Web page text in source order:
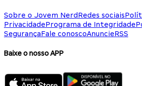
Sobre o Jovem NerdRedes sociais
PrivacidadePrograma de Integridade
SegurançaFale conoscoAnuncieRSS
Baixe o nosso APP